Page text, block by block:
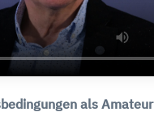
als Amateur